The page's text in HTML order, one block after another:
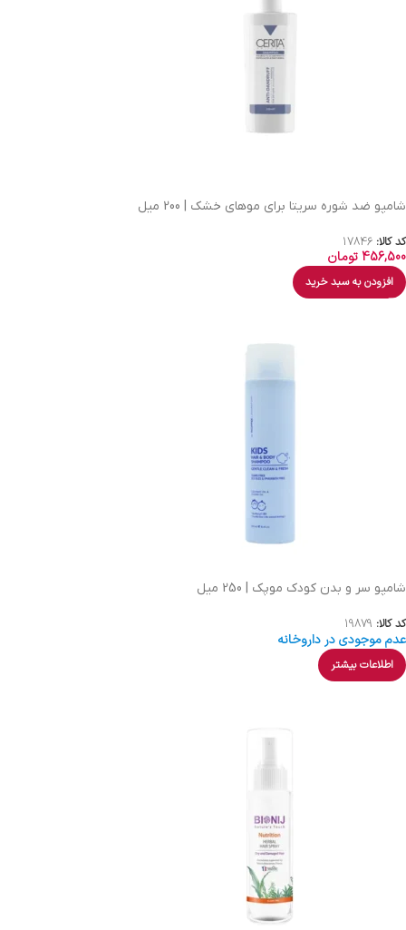
شامپو ضد شوره سریتا برای موهای خشک | 200 میل
کد کالا: 17846
456,500تومان
افزودن به سبد خرید
شامپو سر و بدن کودک موپک | 250 میل
کد کالا: 19879
عدم موجودی در داروخانه
اطلاعات بیشتر